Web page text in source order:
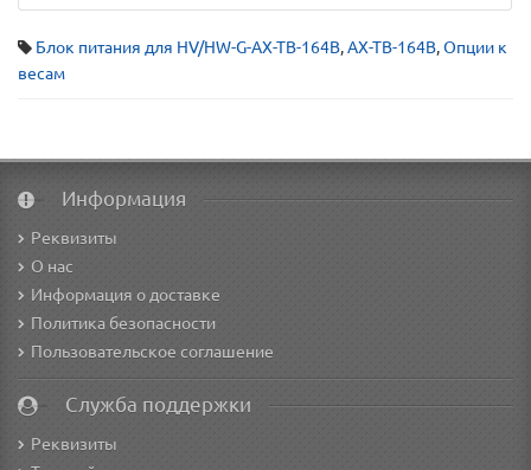
Блок питания для HV/HW-G-AX-TB-164B,AX-TB-164B,Опции к
весам
Информация
Реквизиты
О нас
Информация о доставке
Политика безопасности
Пользовательское соглашение
Служба поддержки
Реквизиты